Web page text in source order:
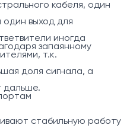
кабеля, один
один выход для
иногда
т.к.
доля сигнала, а
дальше.
запаянному
стабильную работу